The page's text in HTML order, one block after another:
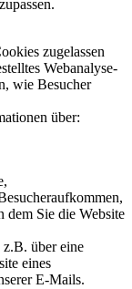
zugelassen
Webanalyse-
wie Besucher
über:
dem Sie die Website
z.B. über eine
eines
E-Mails.